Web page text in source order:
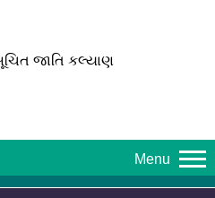
જાતિ કલ્યાણ
Menu